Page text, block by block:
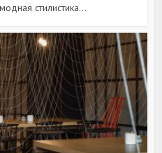
стилистика...